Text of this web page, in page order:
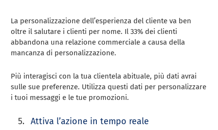
La personalizzazione dell’esperienza del cliente va ben
oltre il salutare i clienti per nome. Il 33% dei clienti
abbandona una relazione commerciale a causa della
mancanza di personalizzazione.
Più interagisci con la tua clientela abituale, più dati avrai
sulle sue preferenze. Utilizza questi dati per personalizzare
i tuoi messaggi e le tue promozioni.
Attiva l’azione in tempo reale